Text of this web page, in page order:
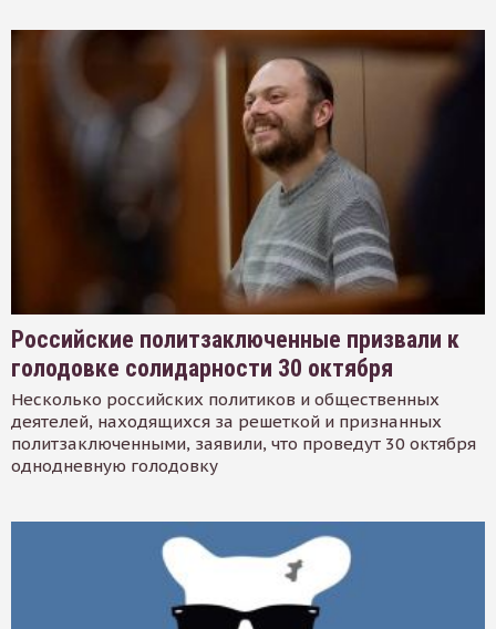
Российские политзаключенные призвали к
голодовке солидарности 30 октября
Несколько российских политиков и общественных
деятелей, находящихся за решеткой и признанных
политзаключенными, заявили, что проведут 30 октября
однодневную голодовку